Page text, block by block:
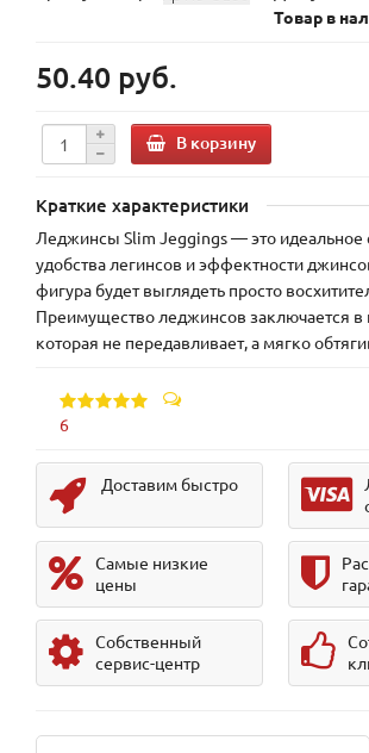
Товар в
50.40 руб.
В корзину
Краткие характеристики
Леджинсы Slim Jeggings — это идеальное
удобства легинсов и эффектности
фигура будет выглядеть просто
Преимущество леджинсов заключается в
которая не передавливает, а мягко
6
Доставим быстро
Самые низкие
цены
Собственный
сервис-центр